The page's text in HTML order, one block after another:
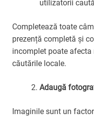
utilizatorii
Completează toate
prezență completă și
incomplet poate
căutările locale.
Adaugă
Imaginile sunt un